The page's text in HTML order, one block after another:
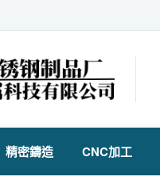
精密鑄造 CNC加工